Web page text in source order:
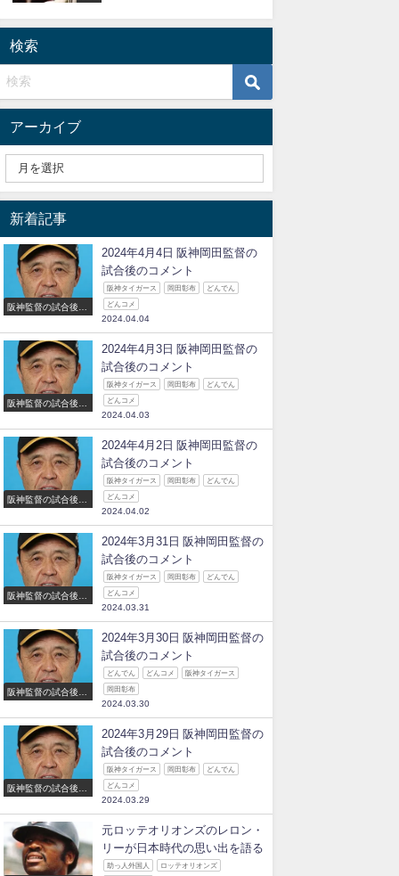
検索
アーカイブ
新着記事
阪神監督の試合後の
2024年4月4日 阪神岡田監督の
試合後のコメント
阪神タイガース 岡田彰布 どんでん
どんコメ
2024.04.04
阪神監督の試合後の
2024年4月3日 阪神岡田監督の
試合後のコメント
阪神タイガース 岡田彰布 どんでん
どんコメ
2024.04.03
阪神監督の試合後の
2024年4月2日 阪神岡田監督の
試合後のコメント
阪神タイガース 岡田彰布 どんでん
どんコメ
2024.04.02
阪神監督の試合後の
2024年3月31日 阪神岡田監督の
試合後のコメント
阪神タイガース 岡田彰布 どんでん
どんコメ
2024.03.31
阪神監督の試合後の
2024年3月30日 阪神岡田監督の
試合後のコメント
どんでん どんコメ 阪神タイガース
岡田彰布
2024.03.30
阪神監督の試合後の
2024年3月29日 阪神岡田監督の
試合後のコメント
阪神タイガース 岡田彰布 どんでん
どんコメ
2024.03.29
元ロッテオリオンズのレロン・
リーが日本時代の思い出を語る
助っ人外国人 ロッテオリオンズ